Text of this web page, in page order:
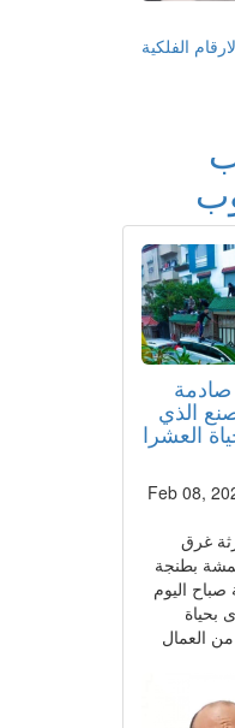
الفلكية
الذي
العشرا
Feb 08,
غرق
بطنجة
صباح اليوم
بحياة
العمال